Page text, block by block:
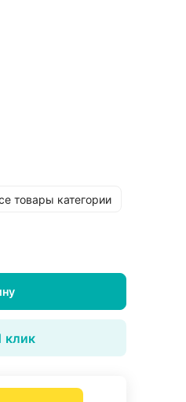
товары категории
клик